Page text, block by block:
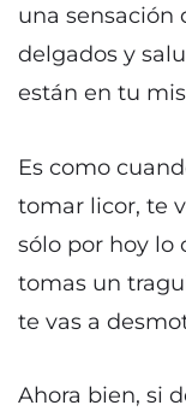
una sensación
delgados y
están en tu
Es como
tomar licor, te
sólo por hoy lo
tomas un
te vas a
Ahora bien, si